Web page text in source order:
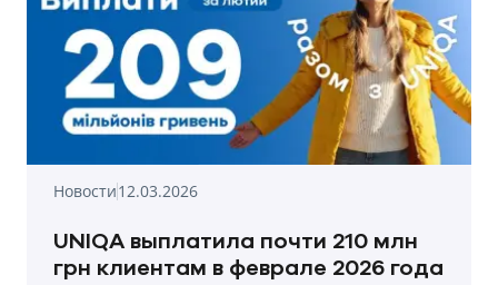
Новости12.03.2026
UNIQA выплатила почти 210 млн
грн клиентам в феврале 2026 года